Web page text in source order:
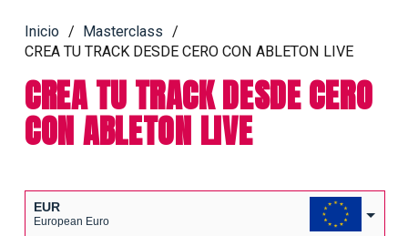
Inicio / Masterclass
/
CREA TU TRACK DESDE CERO CON ABLETON LIVE
CREA TU TRACK DESDE CERO
CON ABLETON LIVE
EUR
European Euro